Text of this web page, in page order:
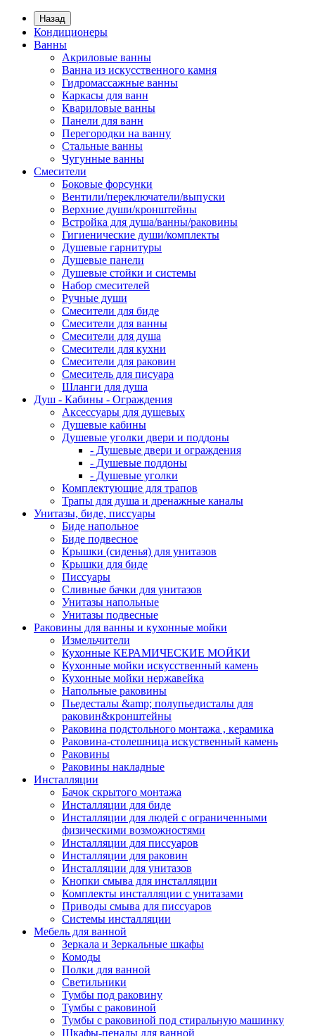
Назад
Кондиционеры
Ванны
Акриловые ванны
Ванна из искусственного камня
Гидромассажные ванны
Каркасы для ванн
Квариловые ванны
Панели для ванн
Перегородки на ванну
Стальные ванны
Чугунные ванны
Смесители
Боковые форсунки
Вентили/переключатели/выпуски
Верхние души/кронштейны
Встройка для душа/ванны/раковины
Гигиенические души/комплекты
Душевые гарнитуры
Душевые панели
Душевые стойки и системы
Набор смесителей
Ручные души
Смесители для биде
Смесители для ванны
Смесители для душа
Смесители для кухни
Смесители для раковин
Смеситель для писуара
Шланги для душа
Душ - Кабины - Ограждения
Аксессуары для душевых
Душевые кабины
Душевые уголки двери и поддоны
- Душевые двери и ограждения
- Душевые поддоны
- Душевые уголки
Комплектующие для трапов
Трапы для душа и дренажные каналы
Унитазы, биде, писсуары
Биде напольное
Биде подвесное
Крышки (сиденья) для унитазов
Крышки для биде
Писсуары
Сливные бачки для унитазов
Унитазы напольные
Унитазы подвесные
Раковины для ванны и кухонные мойки
Измельчители
Кухонные КЕРАМИЧЕСКИЕ МОЙКИ
Кухонные мойки искусственный камень
Кухонные мойки нержавейка
Напольные раковины
Пьедесталы &amp; полупьедисталы для
раковин&кронштейны
Раковина подстольного монтажа , керамика
Раковина-столешница искуственный камень
Раковины
Раковины накладные
Инсталляции
Бачок скрытого монтажа
Инсталляции для биде
Инсталляции для людей с ограниченными
физическими возможностями
Инсталляции для писсуаров
Инсталляции для раковин
Инсталляции для унитазов
Кнопки смыва для инсталляции
Комплекты инсталляции с унитазами
Приводы смыва для писсуаров
Системы инсталляции
Мебель для ванной
Зеркала и Зеркальные шкафы
Комоды
Полки для ванной
Светильники
Тумбы под раковину
Тумбы с раковиной
Тумбы с раковиной под стиральную машинку
Шкафы-пеналы для ванной